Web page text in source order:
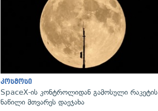
კოსმოსი
SpaceX-ის კონტროლიდან გამოსული რაკეტის
ნაწილი მთვარეს დაეჯახა